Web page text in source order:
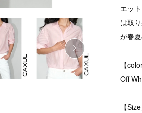
エッ
は取
が春
【
Off
【Size